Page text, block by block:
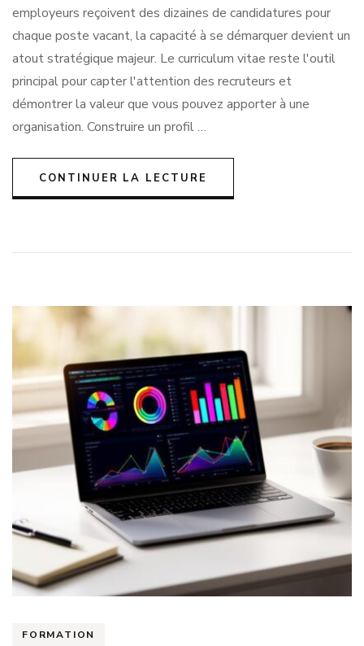
employeurs reçoivent des dizaines de candidatures pour
chaque poste vacant, la capacité à se démarquer devient un
atout stratégique majeur. Le curriculum vitae reste l'outil
principal pour capter l'attention des recruteurs et
démontrer la valeur que vous pouvez apporter à une
organisation. Construire un profil …
CONTINUER LA LECTURE
FORMATION